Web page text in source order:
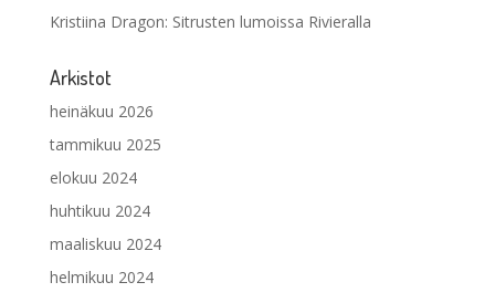
Kristiina Dragon: Sitrusten lumoissa Rivieralla
Arkistot
heinäkuu 2026
tammikuu 2025
elokuu 2024
huhtikuu 2024
maaliskuu 2024
helmikuu 2024